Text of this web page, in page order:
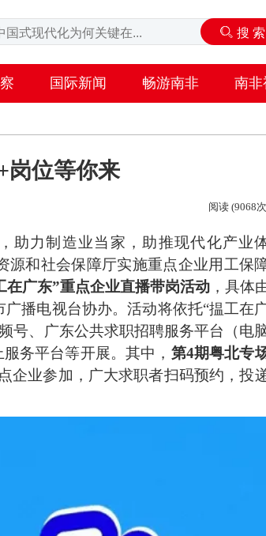
国际新闻 畅游南非 南非
岗位等你来
阅读 (9068
助力制造业当家，助推现代化产业
源和社会保障厅实施重点企业用工保
在广东”重点企业直播带岗活动，具体
播电视台协办。活动将依托“揾工在
号、广东公共求职招聘服务平台（电
务平台等开展。其中， 第4期粤北专
企业参加，广大求职者扫码预约，投